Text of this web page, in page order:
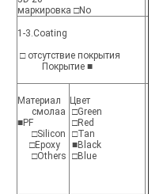
маркировка □No
1-3.Coating
□ отсутствие покрытия
Покрытие ■
Материал
смолаа
■PF
□Silicon
□Epoxy
□Others
Цвет
□Green
□Red
□Tan
■Black
□Blue